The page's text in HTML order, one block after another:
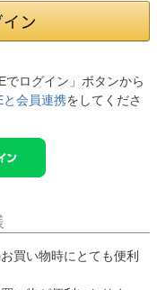
でログイン」ボタンから
と会員連携をしてくださ
買い物時にとても便利